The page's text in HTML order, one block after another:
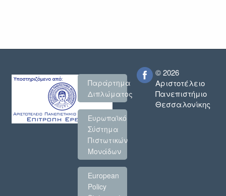
Παράρτημα
Διπλώματος
Ευρωπαϊκό
Σύστημα
Πιστωτικών
Μονάδων
European
Policy
© 2026
Αριστοτέλειο
Πανεπιστήμιο
Θεσσαλονίκης